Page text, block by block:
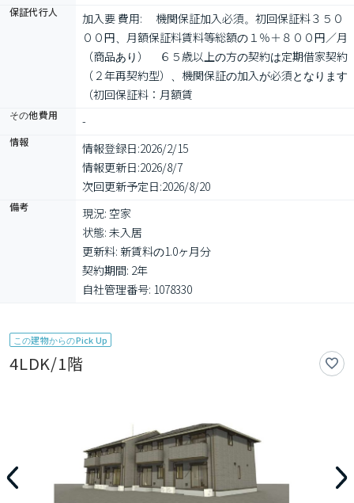
保証代行人
加入要 費用: 　機関保証加入必須。初回保証料３５０
００円、月額保証料賃料等総額の１％＋８００円／月
（商品あり）　６５歳以上の方の契約は定期借家契約
（２年再契約型）、機関保証の加入が必須となります
（初回保証料：月額賃
その他費用 -
情報 情報登録日:2026/2/15
情報更新日:2026/8/7
次回更新予定日:2026/8/20
備考
現況: 空家
状態: 未入居
更新料: 新賃料の1.0ヶ月分
契約期間: 2年
自社管理番号: 1078330
この建物からのPick Up
4LDK/1階